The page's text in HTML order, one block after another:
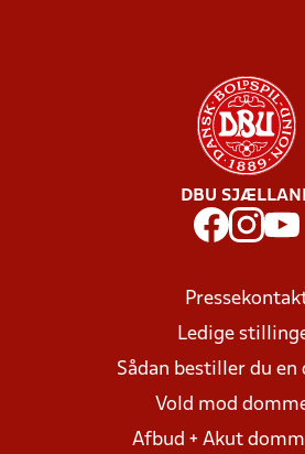
DBU
Ledige
Sådan bestiller du en
Vold mod
Afbud + Akut